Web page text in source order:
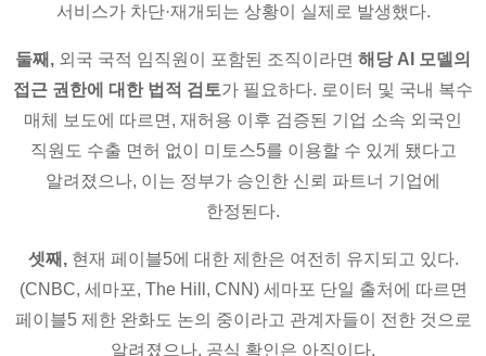
서비스가 차단·재개되는 상황이 실제로 발생했다.
둘째, 외국 국적 임직원이 포함된 조직이라면 해당 AI 모델의
접근 권한에 대한 법적 검토가 필요하다. 로이터 및 국내 복수
매체 보도에 따르면, 재허용 이후 검증된 기업 소속 외국인
직원도 수출 면허 없이 미토스5를 이용할 수 있게 됐다고
알려졌으나, 이는 정부가 승인한 신뢰 파트너 기업에
한정된다.
셋째,현재 페이블5에 대한 제한은 여전히 유지되고 있다.
(CNBC, 세마포, The Hill, CNN) 세마포 단일 출처에 따르면
페이블5 제한 완화도 논의 중이라고 관계자들이 전한 것으로
알려졌으나, 공식 확인은 아직이다.